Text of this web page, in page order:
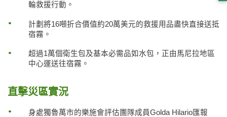
輪救援行動。
計劃將16噸折合價值約20萬美元的救援用品盡快直接送抵
宿霧。
超過1萬個衛生包及基本必需品如水包，正由馬尼拉地區
中心運送往宿霧。
直擊災區實況
身處獨魯萬市的樂施會評估團隊成員Golda Hilario匯報